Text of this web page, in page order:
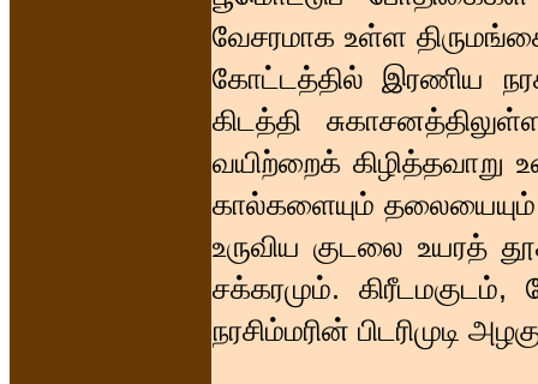
வேசரமாக உள்ள
கோட்டத்தில் இரணிய
கிடத்தி
வயிற்றைக்
கால்களையும்
உருவிய குடலை உயரத்
சக்கரமும்.
நரசிம்மரின் பிடரிமுடி